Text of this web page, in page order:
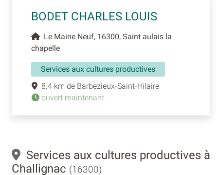
BODET CHARLES LOUIS
Le Maine Neuf, 16300, Saint aulais la
chapelle
Services aux cultures productives
8.4 km de Barbezieux-Saint-Hilaire
ouvert maintenant
Services aux cultures productives à
Challignac (16300)